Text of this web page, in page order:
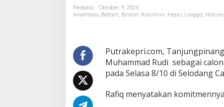
o
u
R
d
Redaksi
Oktober 9, 2024
Anambas, Batam, Bintan, Karimun, Kepri, Lingga, Natuna
Putrakepri.com,
Muhammad Rudi sebagai
pada Selasa 8/10 di Selodang
Rafiq menyatakan